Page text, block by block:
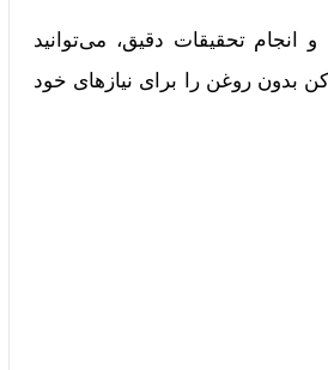
و انجام تحقیقات دقیق، می‌توانید
بدون روغن را برای نیازهای خود